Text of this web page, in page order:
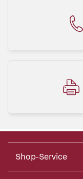
Shop-Service